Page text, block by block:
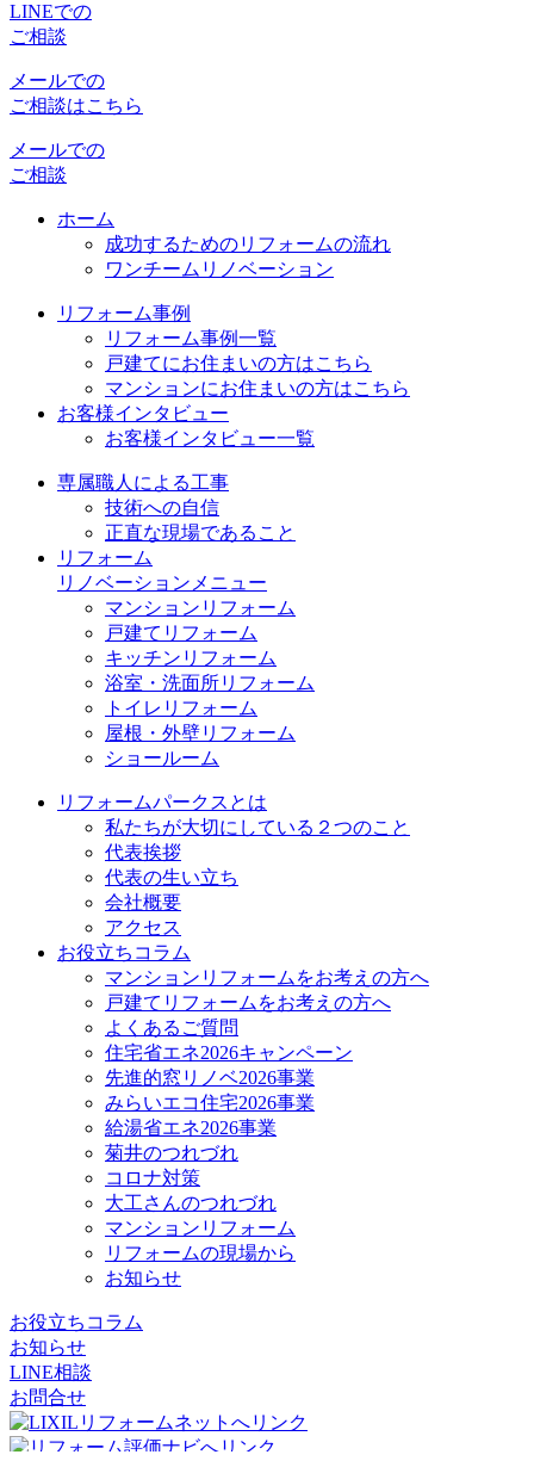
LINEでの
ご相談
メールでの
ご相談はこちら
メールでの
ご相談
ホーム
成功するためのリフォームの流れ
ワンチームリノベーション
リフォーム事例
リフォーム事例一覧
戸建てにお住まいの方はこちら
マンションにお住まいの方はこちら
お客様インタビュー
お客様インタビュー一覧
専属職人による工事
技術への自信
正直な現場であること
リフォーム
リノベーションメニュー
マンションリフォーム
戸建てリフォーム
キッチンリフォーム
浴室・洗面所リフォーム
トイレリフォーム
屋根・外壁リフォーム
ショールーム
リフォームパークスとは
私たちが大切にしている２つのこと
代表挨拶
代表の生い立ち
会社概要
アクセス
お役立ちコラム
マンションリフォームをお考えの方へ
戸建てリフォームをお考えの方へ
よくあるご質問
住宅省エネ2026キャンペーン
先進的窓リノベ2026事業
みらいエコ住宅2026事業
給湯省エネ2026事業
菊井のつれづれ
コロナ対策
大工さんのつれづれ
マンションリフォーム
リフォームの現場から
お知らせ
お役立ちコラム
お知らせ
LINE相談
お問合せ